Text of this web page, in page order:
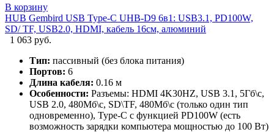
В корзину
HUB Gembird USB Type-C UHB-D9 6в1: USB3.1, PD100W,
SD/ TF, USB2.0, HDMI, кабель 16см, алюминий
1 063 руб.
Тип: пассивный (без блока питания)
Портов: 6
Длина кабеля: 0.16 м
Особенности: Разъемы: HDMI 4K30HZ, USB 3.1, 5Гб\с,
USB 2.0, 480Мб\с, SD\TF, 480Мб\с (только один тип
одновременно), Type-C с функцией PD100W (есть
возможность зарядки компьютера мощностью до 100 Вт)